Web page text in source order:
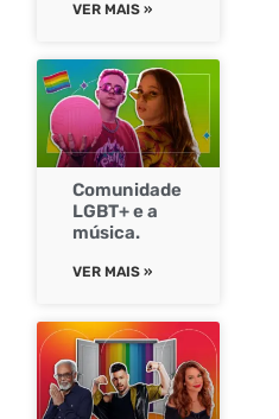
VER MAIS »
Comunidade
LGBT+ e a
música.
VER MAIS »